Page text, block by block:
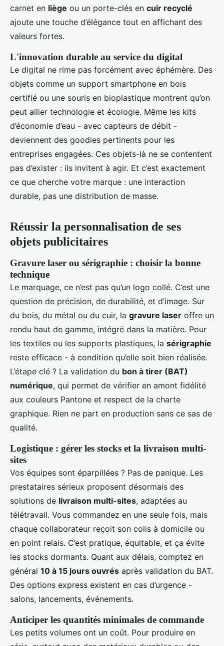
carnet en liège ou un porte-clés en cuir recyclé
ajoute une touche d’élégance tout en affichant des
valeurs fortes.
L'innovation durable au service du digital
Le digital ne rime pas forcément avec éphémère. Des
objets comme un support smartphone en bois
certifié ou une souris en bioplastique montrent qu’on
peut allier technologie et écologie. Même les kits
d’économie d’eau - avec capteurs de débit -
deviennent des goodies pertinents pour les
entreprises engagées. Ces objets-là ne se contentent
pas d’exister : ils invitent à agir. Et c’est exactement
ce que cherche votre marque : une interaction
durable, pas une distribution de masse.
Réussir la personnalisation de ses
objets publicitaires
Gravure laser ou sérigraphie : choisir la bonne
technique
Le marquage, ce n’est pas qu’un logo collé. C’est une
question de précision, de durabilité, et d’image. Sur
du bois, du métal ou du cuir, la gravure laser offre un
rendu haut de gamme, intégré dans la matière. Pour
les textiles ou les supports plastiques, la sérigraphie
reste efficace - à condition qu’elle soit bien réalisée.
L’étape clé ? La validation du bon à tirer (BAT)
numérique, qui permet de vérifier en amont fidélité
aux couleurs Pantone et respect de la charte
graphique. Rien ne part en production sans ce sas de
qualité.
Logistique : gérer les stocks et la livraison multi-
sites
Vos équipes sont éparpillées ? Pas de panique. Les
prestataires sérieux proposent désormais des
solutions de livraison multi-sites, adaptées au
télétravail. Vous commandez en une seule fois, mais
chaque collaborateur reçoit son colis à domicile ou
en point relais. C’est pratique, équitable, et ça évite
les stocks dormants. Quant aux délais, comptez en
général 10 à 15 jours ouvrés après validation du BAT.
Des options express existent en cas d’urgence -
salons, lancements, événements.
Anticiper les quantités minimales de commande
Les petits volumes ont un coût. Pour produire en